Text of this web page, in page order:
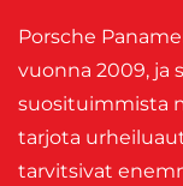
Porsche
vuonna 2009, ja
suosituimmista
tarjota
tarvitsivat